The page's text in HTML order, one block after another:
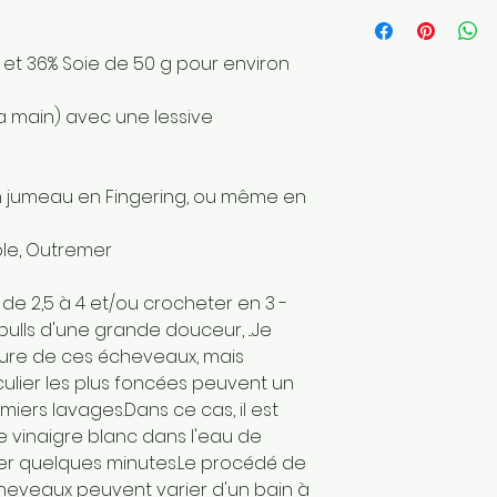
36% Soie de 50 g pour environ
main) avec une lessive
en Fingering, ou même en
Outremer
2,5 à 4 et/ou crocheter en 3 -
d'une grande douceur, ...Je
de ces écheveaux, mais
les plus foncées peuvent un
lavages.Dans ce cas, il est
vinaigre blanc dans l'eau de
quelques minutes.Le procédé de
peuvent varier d'un bain à
Poids de la